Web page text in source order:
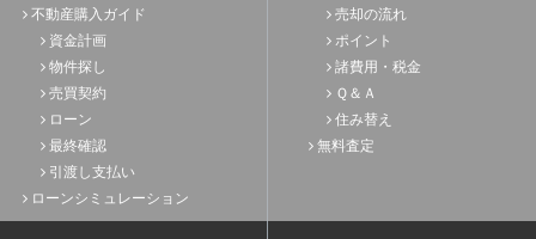
不動産購入ガイド
資金計画
物件探し
売買契約
ローン
最終確認
引渡し支払い
ローンシミュレーション
売却の流れ
ポイント
諸費用・税金
Ｑ＆Ａ
住み替え
無料査定